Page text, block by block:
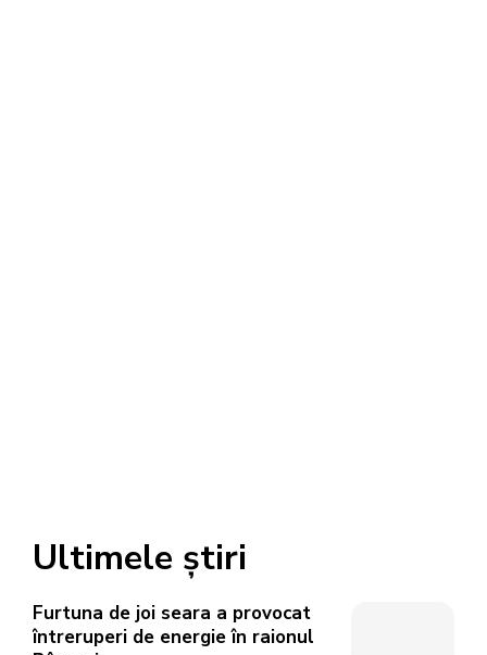
Ultimele știri
Furtuna de joi seara a provocat
întreruperi de energie în raionul